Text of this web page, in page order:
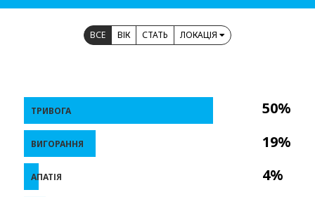
ВСЕ ВІК СТАТЬ ЛОКАЦІЯ
50%
19%
4%
ТРИВОГА
ВИГОРАННЯ
АПАТІЯ